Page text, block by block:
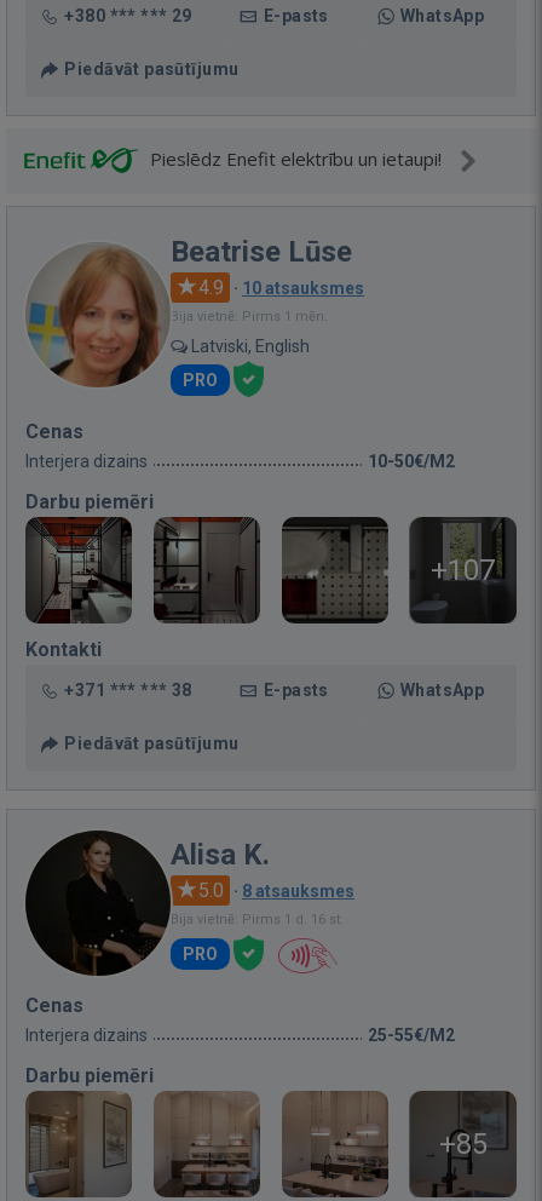
+380 *** *** 29 E-pasts WhatsApp
Piedāvāt pasūtījumu
Pieslēdz Enefit elektrību un ietaupi!
Beatrise Lūse
4.9 · 10 atsauksmes
Bija vietnē: Pirms 1 mēn.
Latviski, English
PRO
Cenas
Interjera dizains 10-50€/M2
Darbu piemēri
+107
Kontakti
+371 *** *** 38 E-pasts WhatsApp
Piedāvāt pasūtījumu
Alisa K.
5.0 · 8 atsauksmes
Bija vietnē: Pirms 1 d. 16 st.
PRO
Cenas
Interjera dizains 25-55€/M2
Darbu piemēri
+85